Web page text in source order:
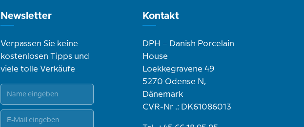
Newsletter
Verpassen Sie keine
kostenlosen Tipps und
viele tolle Verkäufe
Kontakt
DPH – Danish Porcelain
House
Loekkegravene 49
5270 Odense N,
Dänemark
CVR-Nr .: DK61086013